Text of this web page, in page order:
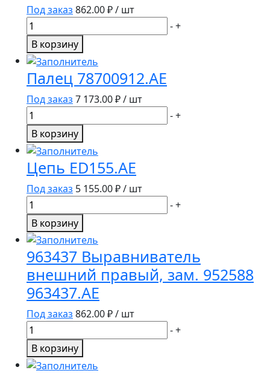
Под заказ 862.00₽ / шт
Количество
товара
963435
Выравниватель
внешний
левый,
зам.
952591
963435.AE
-+
В корзину
Палец 78700912.AE
Под заказ 7 173.00₽ / шт
Количество
товара
Палец
78700912.AE
-+
В корзину
Цепь ED155.AE
Под заказ 5 155.00₽ / шт
Количество
товара
Цепь
ED155.AE
-+
В корзину
963437 Выравниватель
внешний правый, зам. 952588
963437.AE
Под заказ 862.00₽ / шт
Количество
товара
963437
-+
В корзину